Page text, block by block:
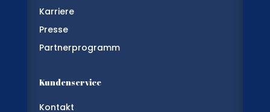
Karriere
Presse
Partnerprogramm
Kundenservice
Kontakt